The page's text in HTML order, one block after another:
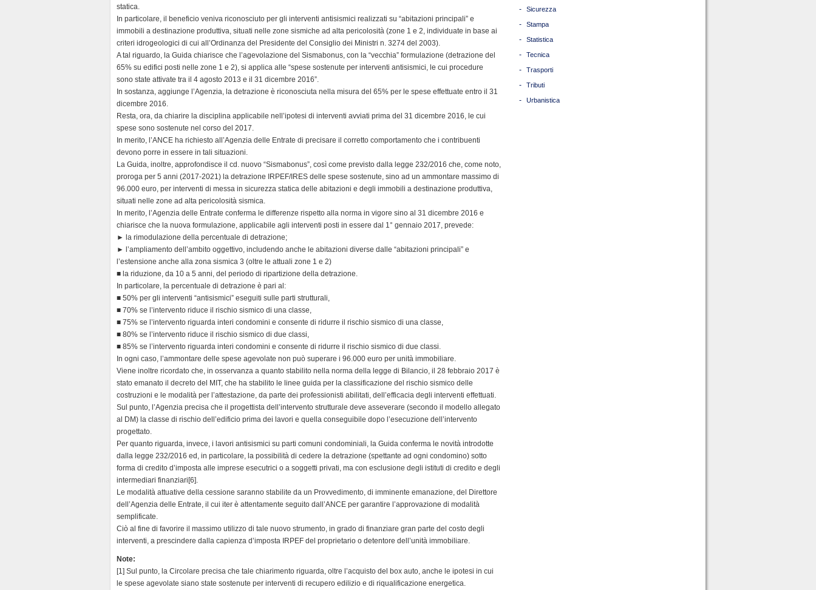
statica.
In particolare, il beneficio veniva riconosciuto per gli interventi antisismici realizzati su “abitazioni principali” e
immobili a destinazione produttiva, situati nelle zone sismiche ad alta pericolosità (zone 1 e 2, individuate in base ai
criteri idrogeologici di cui all’Ordinanza del Presidente del Consiglio dei Ministri n. 3274 del 2003).
A tal riguardo, la Guida chiarisce che l’agevolazione del Sismabonus, con la “vecchia” formulazione (detrazione del
65% su edifici posti nelle zone 1 e 2), si applica alle “spese sostenute per interventi antisismici, le cui procedure
sono state attivate tra il 4 agosto 2013 e il 31 dicembre 2016”.
In sostanza, aggiunge l’Agenzia, la detrazione è riconosciuta nella misura del 65% per le spese effettuate entro il 31
dicembre 2016.
Resta, ora, da chiarire la disciplina applicabile nell’ipotesi di interventi avviati prima del 31 dicembre 2016, le cui
spese sono sostenute nel corso del 2017.
In merito, l’ANCE ha richiesto all’Agenzia delle Entrate di precisare il corretto comportamento che i contribuenti
devono porre in essere in tali situazioni.
La Guida, inoltre, approfondisce il cd. nuovo “Sismabonus”, così come previsto dalla legge 232/2016 che, come noto,
proroga per 5 anni (2017-2021) la detrazione IRPEF/IRES delle spese sostenute, sino ad un ammontare massimo di
96.000 euro, per interventi di messa in sicurezza statica delle abitazioni e degli immobili a destinazione produttiva,
situati nelle zone ad alta pericolosità sismica.
In merito, l’Agenzia delle Entrate conferma le differenze rispetto alla norma in vigore sino al 31 dicembre 2016 e
chiarisce che la nuova formulazione, applicabile agli interventi posti in essere dal 1° gennaio 2017, prevede:
► la rimodulazione della percentuale di detrazione;
► l’ampliamento dell’ambito oggettivo, includendo anche le abitazioni diverse dalle “abitazioni principali” e
l’estensione anche alla zona sismica 3 (oltre le attuali zone 1 e 2)
■ la riduzione, da 10 a 5 anni, del periodo di ripartizione della detrazione.
In particolare, la percentuale di detrazione è pari al:
■ 50% per gli interventi “antisismici” eseguiti sulle parti strutturali,
■ 70% se l’intervento riduce il rischio sismico di una classe,
■ 75% se l’intervento riguarda interi condomini e consente di ridurre il rischio sismico di una classe,
■ 80% se l’intervento riduce il rischio sismico di due classi,
■ 85% se l’intervento riguarda interi condomini e consente di ridurre il rischio sismico di due classi.
In ogni caso, l’ammontare delle spese agevolate non può superare i 96.000 euro per unità immobiliare.
Viene inoltre ricordato che, in osservanza a quanto stabilito nella norma della legge di Bilancio, il 28 febbraio 2017 è
stato emanato il decreto del MIT, che ha stabilito le linee guida per la classificazione del rischio sismico delle
costruzioni e le modalità per l’attestazione, da parte dei professionisti abilitati, dell’efficacia degli interventi effettuati.
Sul punto, l’Agenzia precisa che il progettista dell’intervento strutturale deve asseverare (secondo il modello allegato
al DM) la classe di rischio dell’edificio prima dei lavori e quella conseguibile dopo l’esecuzione dell’intervento
progettato.
Per quanto riguarda, invece, i lavori antisismici su parti comuni condominiali, la Guida conferma le novità introdotte
dalla legge 232/2016 ed, in particolare, la possibilità di cedere la detrazione (spettante ad ogni condomino) sotto
forma di credito d’imposta alle imprese esecutrici o a soggetti privati, ma con esclusione degli istituti di credito e degli
intermediari finanziari[6].
Le modalità attuative della cessione saranno stabilite da un Provvedimento, di imminente emanazione, del Direttore
dell’Agenzia delle Entrate, il cui iter è attentamente seguito dall’ANCE per garantire l’approvazione di modalità
semplificate.
Ciò al fine di favorire il massimo utilizzo di tale nuovo strumento, in grado di finanziare gran parte del costo degli
interventi, a prescindere dalla capienza d’imposta IRPEF del proprietario o detentore dell’unità immobiliare.
Note:
[1] Sul punto, la Circolare precisa che tale chiarimento riguarda, oltre l’acquisto del box auto, anche le ipotesi in cui
le spese agevolate siano state sostenute per interventi di recupero edilizio e di riqualificazione energetica.
- Sicurezza
- Stampa
- Statistica
- Tecnica
- Trasporti
- Tributi
- Urbanistica